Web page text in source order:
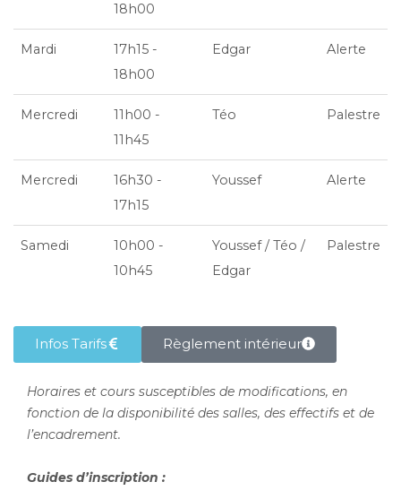
18h00
Mardi
17h15 -
18h00
Edgar Alerte
Mercredi
11h00 -
11h45
Téo Palestre
Mercredi
16h30 -
17h15
Youssef Alerte
Samedi
10h00 -
10h45
Youssef / Téo /
Edgar
Palestre
Infos Tarifs Règlement intérieur
Horaires et cours susceptibles de modifications, en
fonction de la disponibilité des salles, des effectifs et de
l’encadrement.
Guides d’inscription :